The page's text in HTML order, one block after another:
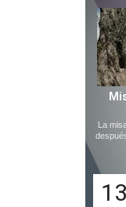
La
13